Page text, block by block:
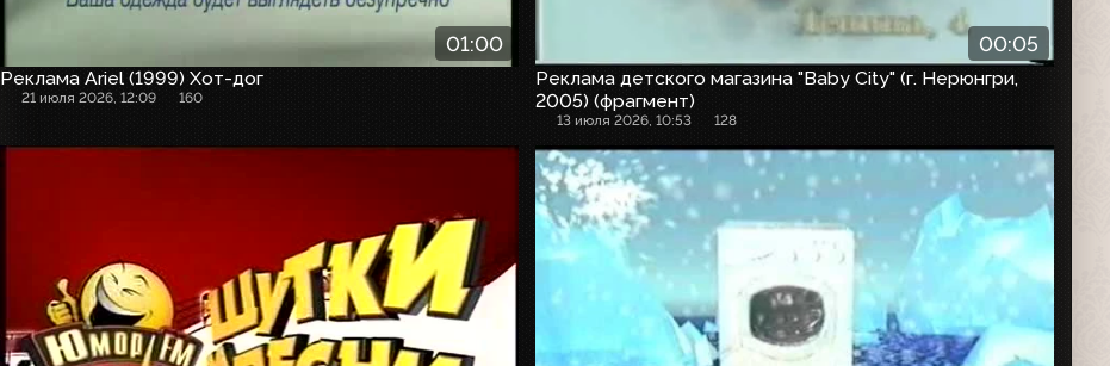
01:00
Реклама Ariel (1999) Хот-дог
21 июля 2026, 12:09 160
00:05
Реклама детского магазина "Baby City" (г. Нерюнгри,
2005) (фрагмент)
13 июля 2026, 10:53 128